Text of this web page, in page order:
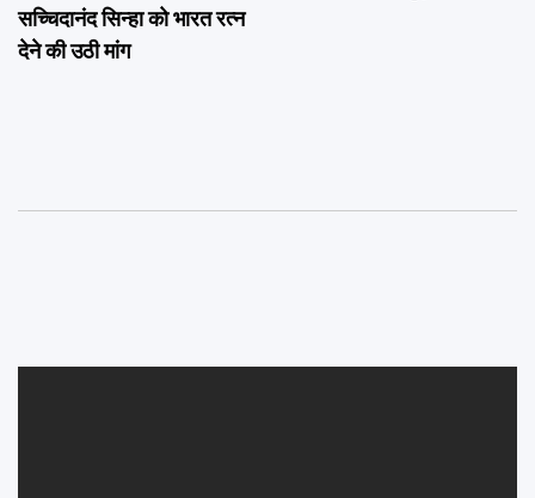
सच्चिदानंद सिन्हा को भारत रत्न
देने की उठी मांग